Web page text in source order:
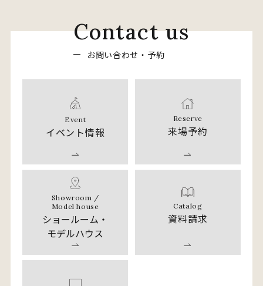
Contact us
お問い合わせ ・ 予約
Event
イベント情報
Showroom /
Model house
ショールーム・
モデルハウス
Reserve
来場予約
Catalog
資料請求